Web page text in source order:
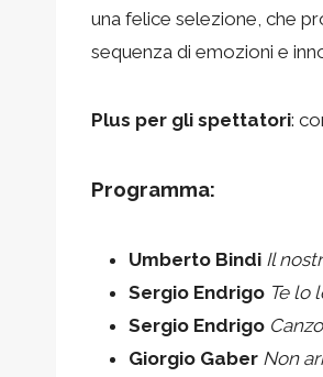
una felice selezione, che
sequenza di emozioni e
Plus per gli spettatori:
Programma:
Umberto Bindi Il
Sergio Endrigo Te lo
Sergio Endrigo
Giorgio Gaber Non